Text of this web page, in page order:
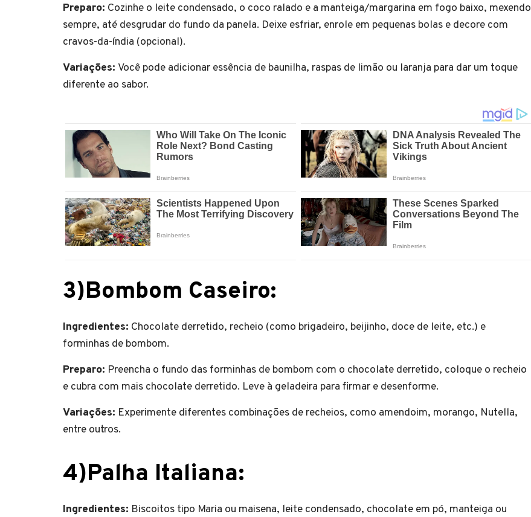
Preparo: Cozinhe o leite condensado, o coco ralado e a manteiga/margarina em fogo baixo, mexendo
sempre, até desgrudar do fundo da panela. Deixe esfriar, enrole em pequenas bolas e decore com
cravos-da-índia (opcional).
Variações: Você pode adicionar essência de baunilha, raspas de limão ou laranja para dar um toque
diferente ao sabor.
3)Bombom Caseiro:
Ingredientes: Chocolate derretido, recheio (como brigadeiro, beijinho, doce de leite, etc.) e
forminhas de bombom.
Preparo: Preencha o fundo das forminhas de bombom com o chocolate derretido, coloque o recheio
e cubra com mais chocolate derretido. Leve à geladeira para firmar e desenforme.
Variações: Experimente diferentes combinações de recheios, como amendoim, morango, Nutella,
entre outros.
4)Palha Italiana:
Ingredientes: Biscoitos tipo Maria ou maisena, leite condensado, chocolate em pó, manteiga ou